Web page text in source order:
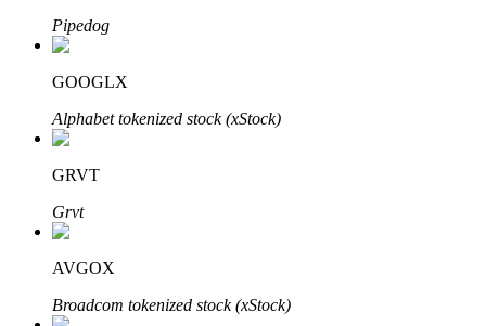
Leer staken
Meer informatie over het verdienen van passief inkomen
Bitrue
Pipedog
GOOGLX
Alphabet tokenized stock (xStock)
GRVT
Grvt
AVGOX
Broadcom tokenized stock (xStock)